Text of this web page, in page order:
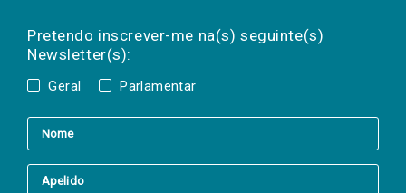
Pretendo inscrever-me na(s) seguinte(s)
Newsletter(s):
Geral Parlamentar
a(s) newsletter(s).
mail